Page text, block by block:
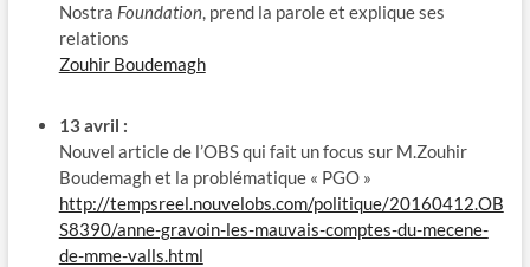
Nostra Foundation, prend la parole et explique ses
relations
Zouhir Boudemagh
13 avril :
Nouvel article de l’OBS qui fait un focus sur M.Zouhir
Boudemagh et la problématique « PGO »
http://tempsreel.nouvelobs.com/politique/20160412.OB
S8390/anne-gravoin-les-mauvais-comptes-du-mecene-
de-mme-valls.html